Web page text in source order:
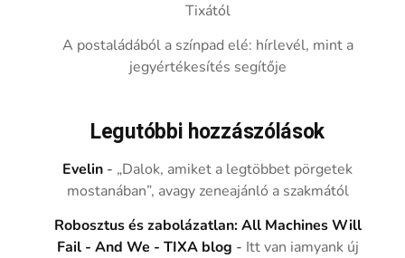
Tixától
A postaládából a színpad elé: hírlevél, mint a
jegyértékesítés segítője
Legutóbbi hozzászólások
Evelin - „Dalok, amiket a legtöbbet pörgetek
mostanában”, avagy zeneajánló a szakmától
Robosztus és zabolázatlan: All Machines Will
Fail - And We - TIXA blog - Itt van iamyank új